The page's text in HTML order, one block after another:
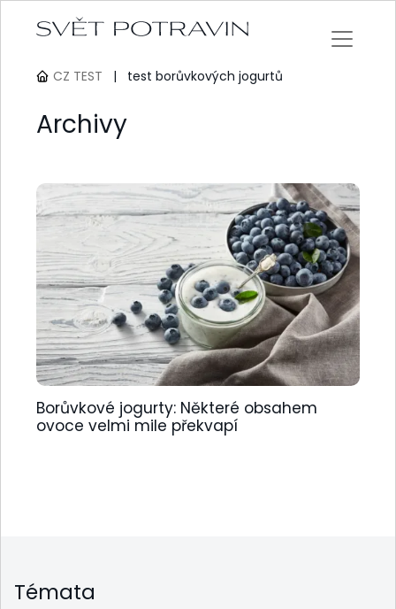
CZ TEST | test borůvkových jogurtů
Archivy
Borůvkové jogurty: Některé obsahem
ovoce velmi mile překvapí
Témata